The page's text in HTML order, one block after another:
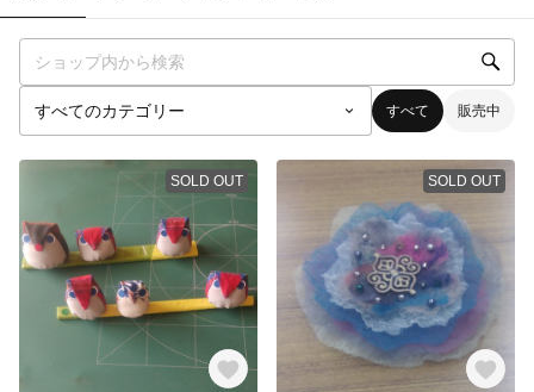
すべて 販売中
SOLD OUT SOLD OUT